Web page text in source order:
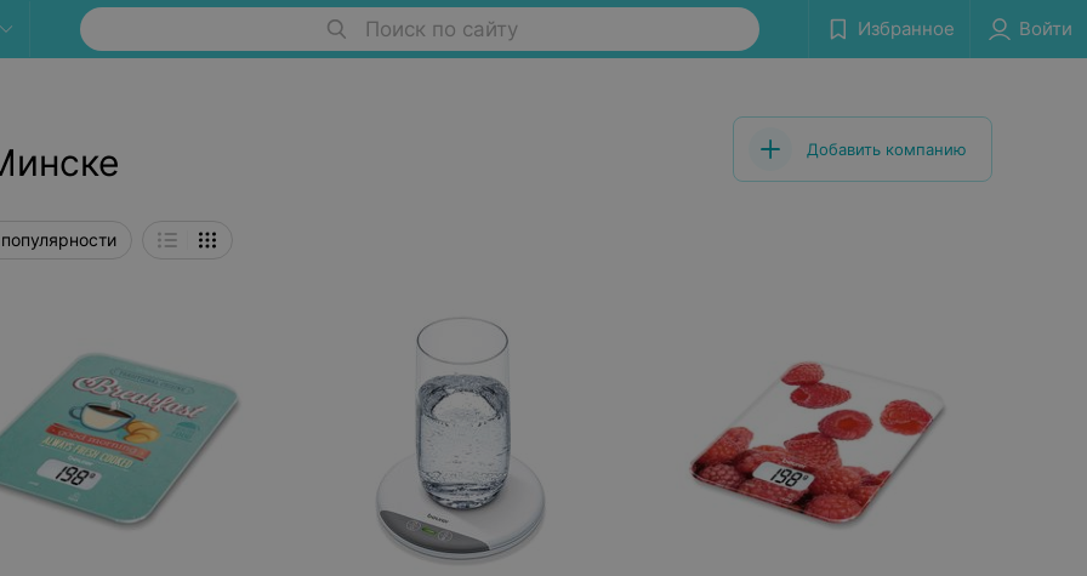
Поиск по сайту Избранное Войти
Добавить компанию